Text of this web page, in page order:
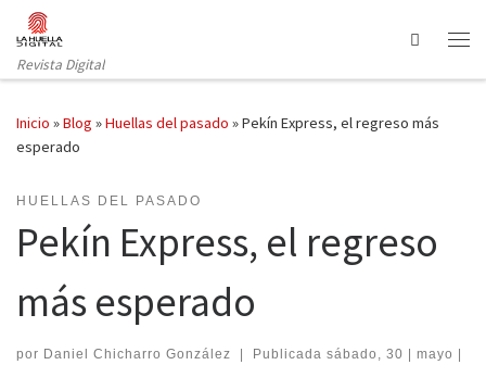
Saltar al contenido
Revista Digital
Search
Inicio »Blog »Huellas del pasado »Pekín Express, el regreso más
esperado
HUELLAS DEL PASADO
Pekín Express, el regreso
más esperado
por Daniel Chicharro González | Publicada sábado, 30 | mayo |